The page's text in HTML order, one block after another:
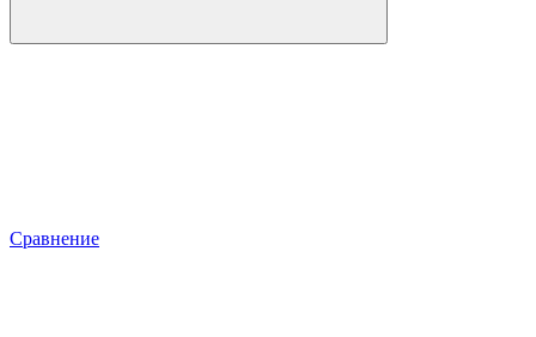
Сравнение